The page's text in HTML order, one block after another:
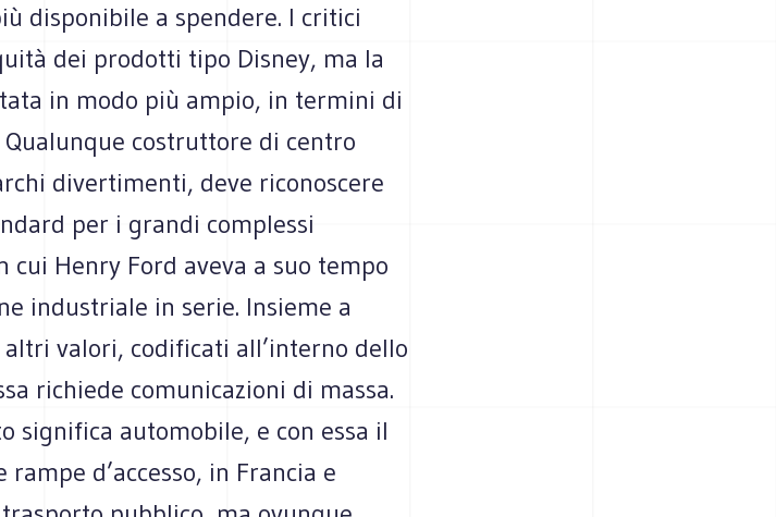
disponibile a spendere. I critici
dei prodotti tipo Disney, ma la
in modo più ampio, in termini di
costruttore di centro
divertimenti, deve riconoscere
per i grandi complessi
Henry Ford aveva a suo tempo
industriale in serie. Insieme a
valori, codificati all’interno dello
richiede comunicazioni di massa.
significa automobile, e con essa il
rampe d’accesso, in Francia e